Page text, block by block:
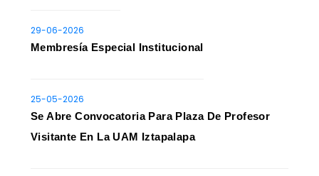
29-06-2026
Membresía Especial Institucional
25-05-2026
Se Abre Convocatoria Para Plaza De Profesor
Visitante En La UAM Iztapalapa